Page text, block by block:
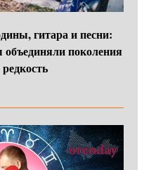
гитара и песни:
поколения